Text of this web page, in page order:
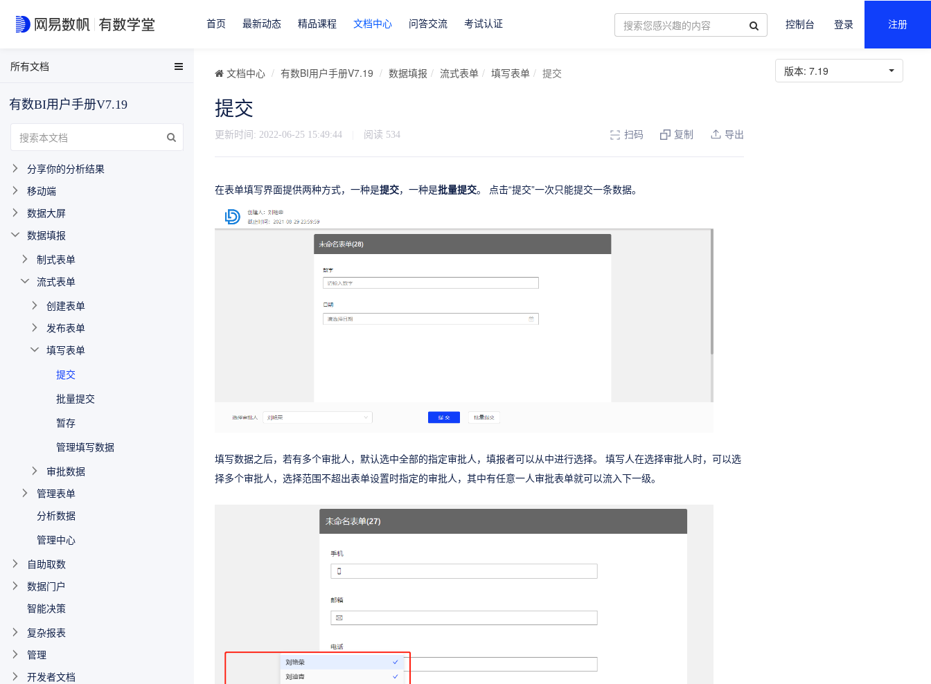
首页 最新动态 精品课程 文档中心 问答交流 考试认证 控制台 登录 注册
文档中心 有数BI用户手册V7.19 数据填报 流式表单 填写表单 提交
提交
更新时间: 2022-06-25 15:49:44 阅读 534 扫码 复制 导出
在表单填写界面提供两种方式，一种是提交，一种是批量提交。 点击“提交”一次只能提交一条数据。
填写数据之后，若有多个审批人，默认选中全部的指定审批人，填报者可以从中进行选择。 填写人在选择审批人时，可以选
择多个审批人，选择范围不超出表单设置时指定的审批人，其中有任意一人审批表单就可以流入下一级。
所有文档
EasyData用户手册
数据分析与可视化用户手册
有数BI FAQ
有数BI用户手册V7.19
最近版本更新
快速入门-用户篇
模块简介
数据分析和可视化
分享你的分析结果
移动端
数据大屏
数据填报
制式表单
流式表单
创建表单
发布表单
填写表单
提交
批量提交
暂存
管理填写数据
审批数据
管理表单
分析数据
管理中心
自助取数
数据门户
智能决策
复杂报表
管理
开发者文档
版本: